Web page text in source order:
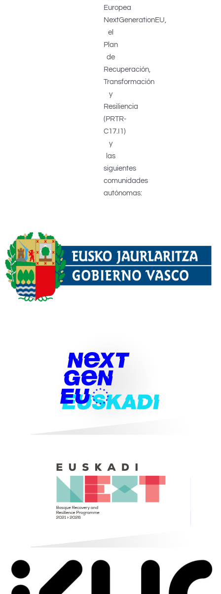
Europea
NextGenerationEU,
el
Plan
de
Recuperación,
Transformación
y
Resiliencia
(PRTR-
C17.I1)
y
las
siguientes
comunidades
autónomas: